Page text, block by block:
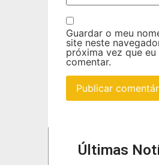
Guardar o meu
site neste
próxima vez que eu
comentar.
Últimas